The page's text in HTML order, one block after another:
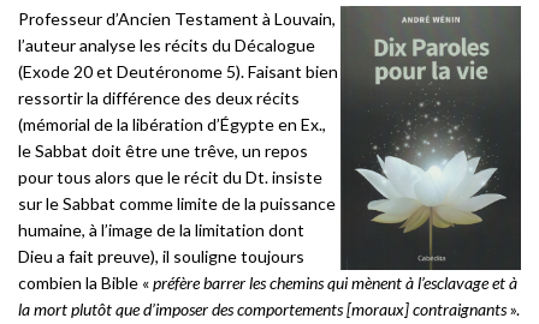
Professeur d’Ancien Testament à Louvain,
l’auteur analyse les récits du Décalogue
(Exode 20 et Deutéronome 5). Faisant bien
ressortir la différence des deux récits
(mémorial de la libération d’Égypte en Ex.,
le Sabbat doit être une trêve, un repos
pour tous alors que le récit du Dt. insiste
sur le Sabbat comme limite de la puissance
humaine, à l’image de la limitation dont
Dieu a fait preuve), il souligne toujours
combien la Bible «préfère barrer les chemins qui mènent à l’esclavage et à
la mort plutôt que d’imposer des comportements [moraux] contraignants».